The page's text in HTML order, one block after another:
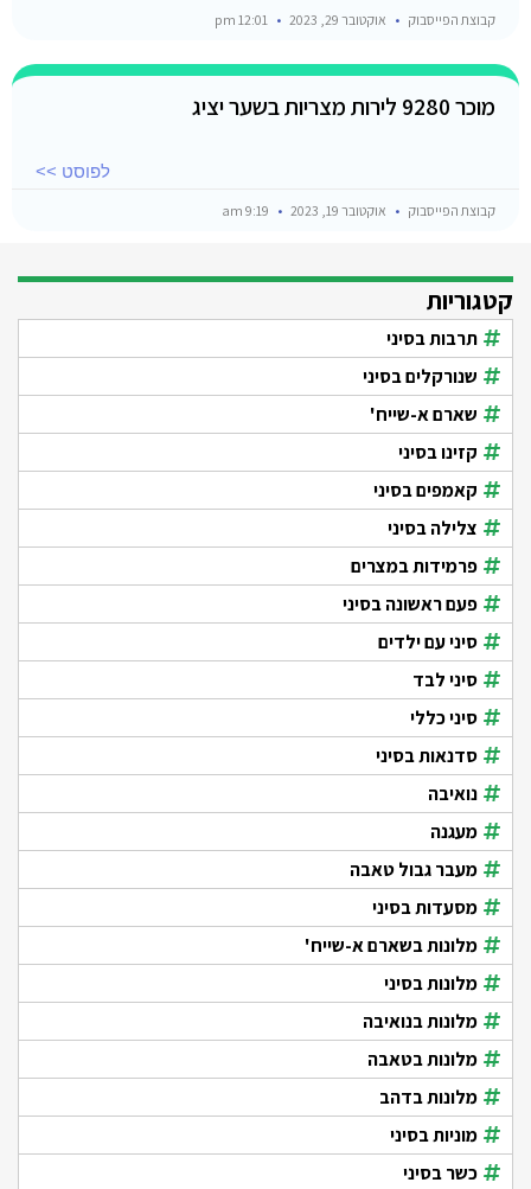
קבוצת הפייסבוק אוקטובר 29, 2023
מוכר 9280 לירות מצריות בשער יציג
לפוסט >>
קבוצת הפייסבוק אוקטובר 19, 2023
קטגוריות
תרבות בסיני
שנורקלים בסיני
שארם א-שייח'
קזינו בסיני
קאמפים בסיני
צלילה בסיני
פרמידות במצרים
פעם ראשונה בסיני
סיני עם ילדים
סיני לבד
סיני כללי
סדנאות בסיני
נואיבה
מעגנה
מעבר גבול טאבה
מסעדות בסיני
מלונות בשארם א-שייח'
מלונות בסיני
מלונות בנואיבה
מלונות בטאבה
מלונות בדהב
מוניות בסיני
כשר בסיני